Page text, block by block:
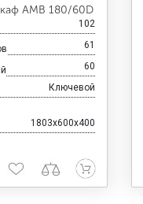
AMB 180/60D
102
61
60
Ключевой
1803x600x400